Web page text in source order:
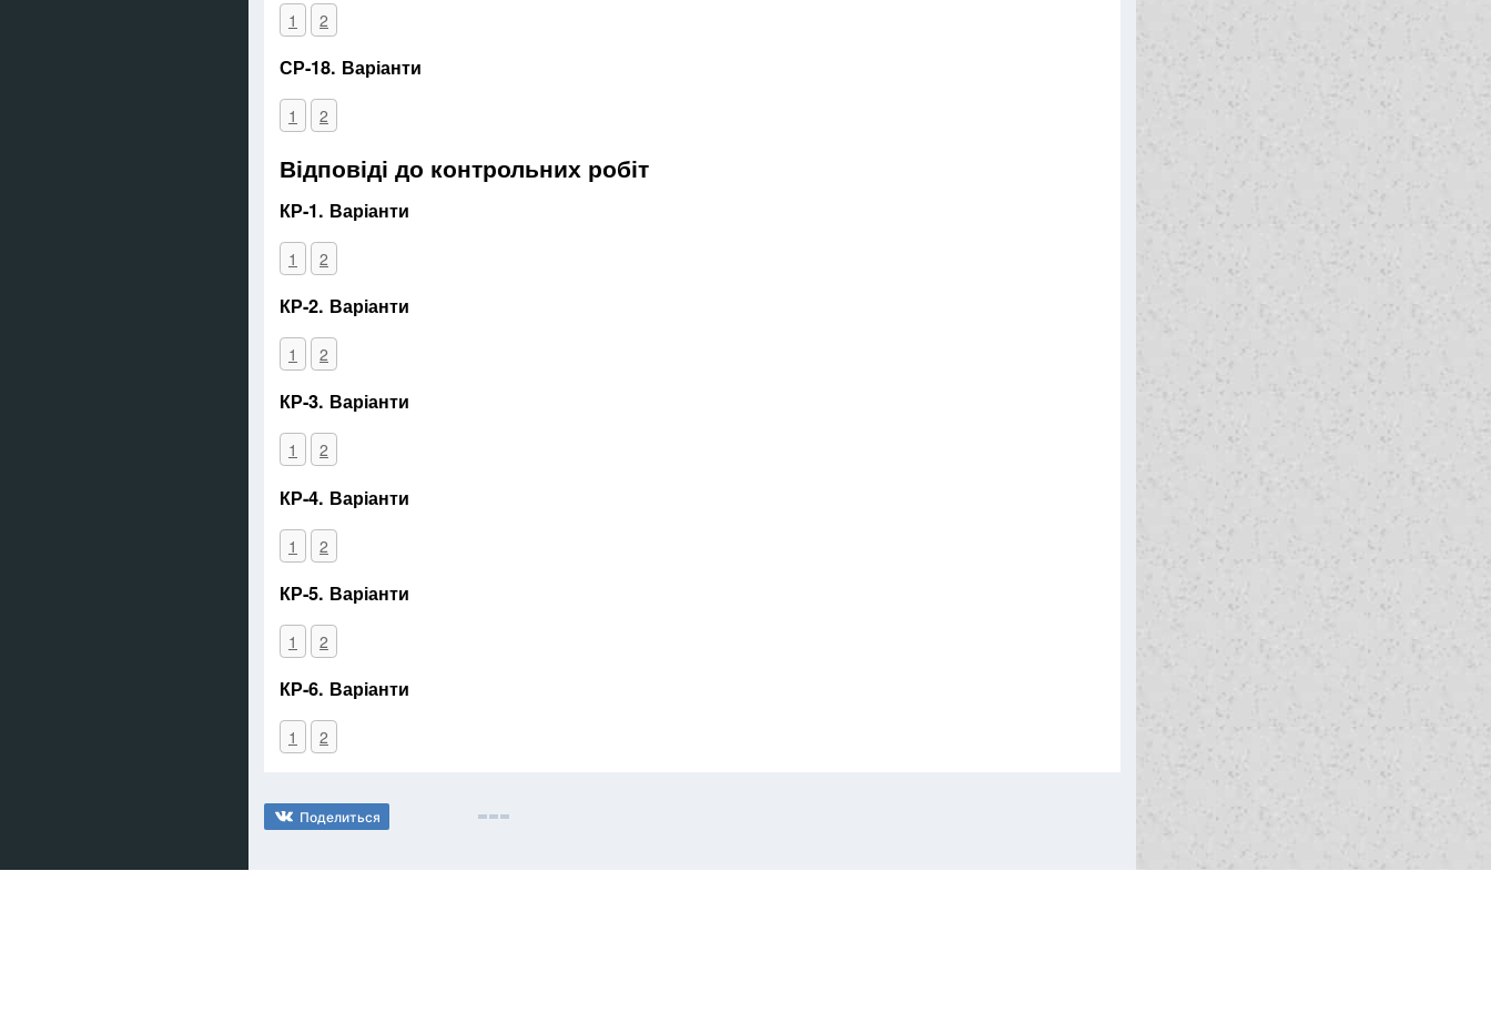
1 2
СР-18. Варіанти
1 2
Відповіді до контрольних робіт
КР-1. Варіанти
1 2
КР-2. Варіанти
1 2
КР-3. Варіанти
1 2
КР-4. Варіанти
1 2
КР-5. Варіанти
1 2
КР-6. Варіанти
1 2
Поделиться